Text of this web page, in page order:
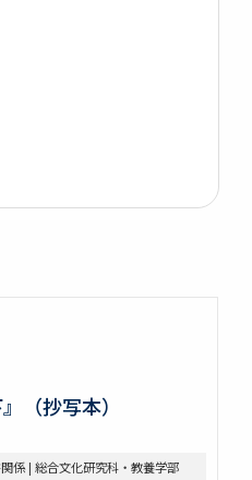
書関係
筆本
（抄写本）
係 | 総合文化研究科・教養学部